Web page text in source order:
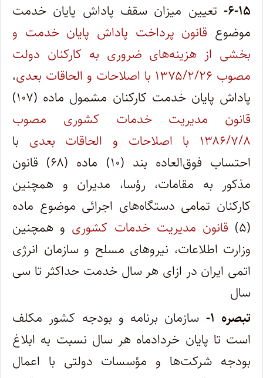
۶-۱۵- تعیین میزان سقف پاداش پایان خدمت
موضوع قانون پرداخت پاداش پایان خدمت و
بخشی از هزینه‌های ضروری به کارکنان دولت
مصوب ۱۳۷۵/۲/۲۶ با اصلاحات و الحاقات بعدی
،
پاداش پایان خدمت کارکنان مشمول ماده (۱۰۷)
قانون مدیریت خدمات کشوری مصوب
۱۳۸۶/۷/۸ با اصلاحات و الحاقات بعدی
با
احتساب فوق‌العاده بند (۱۰) ماده (۶۸) قانون
مذکور به مقامات، رؤسا، مدیران و همچنین
کارکنان تمامی دستگاه‌های اجرائی موضوع ماده
(۵)
قانون مدیریت خدمات کشوری و همچنین
وزارت اطلاعات، نیروهای مسلح و سازمان انرژی
اتمی ایران در ازای هر سال خدمت حداکثر تا سی
سال
تبصره ۱-
سازمان برنامه و بودجه کشور مکلف
است تا پایان خردادماه هر سال نسبت به ابلاغ
بودجه شرکت‌ها و مؤسسات دولتی با اعمال